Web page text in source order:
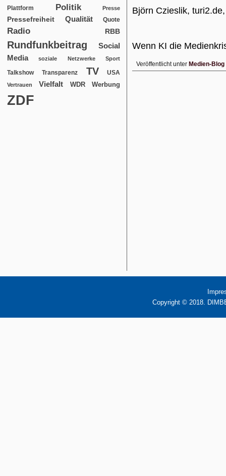
Plattform Politik Presse
Pressefreiheit Qualität Quote
Radio RBB
Rundfunkbeitrag
Social
Media
soziale Netzwerke Sport
Talkshow Transparenz TV USA
Vertrauen Vielfalt WDR Werbung
ZDF
Björn Czieslik,
Wenn KI die
Veröffentlicht unter Medien-Blog
Copyright © 2018.